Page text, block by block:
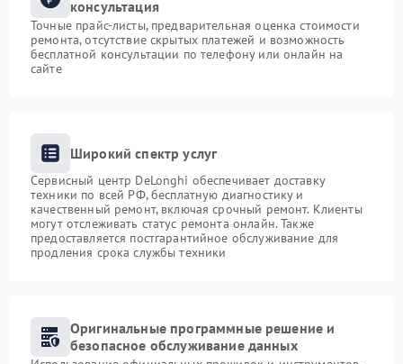
консультация
Точные прайс-листы, предварительная оценка стоимости
ремонта, отсутствие скрытых платежей и возможность
бесплатной консультации по телефону или онлайн на
сайте
Широкий спектр услуг
Сервисный центр DeLonghi обеспечивает доставку
техники по всей РФ, бесплатную диагностику и
качественный ремонт, включая срочный ремонт. Клиенты
могут отслеживать статус ремонта онлайн. Также
предоставляется постгарантийное обслуживание для
продления срока службы техники
Оригинальные программные решение и
безопасное обслуживание данных